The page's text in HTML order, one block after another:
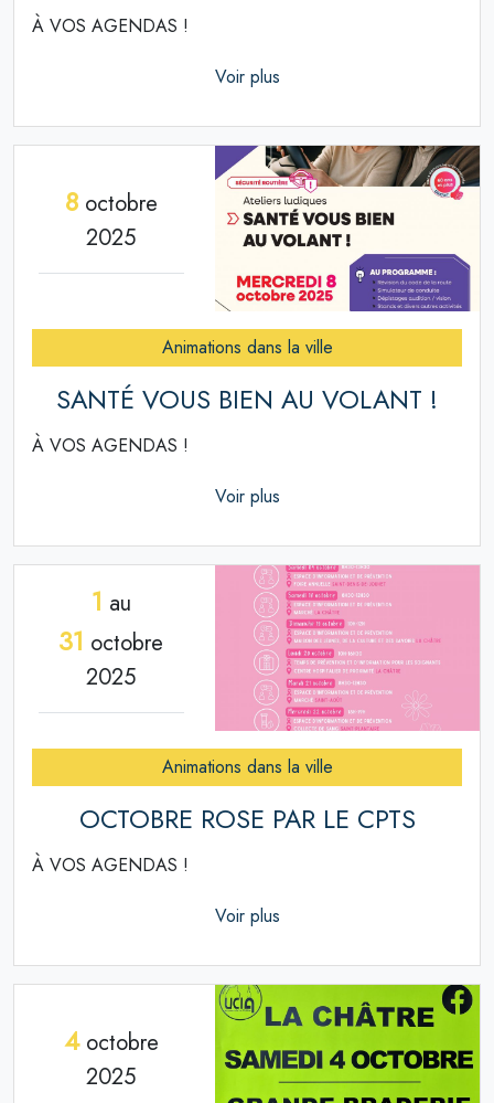
À VOS AGENDAS !
Voir plus
8octobre
2025
Animations dans la ville
SANTÉ VOUS BIEN AU VOLANT !
À VOS AGENDAS !
Voir plus
1 au
31 octobre
2025
Animations dans la ville
OCTOBRE ROSE PAR LE CPTS
À VOS AGENDAS !
Voir plus
4octobre
2025